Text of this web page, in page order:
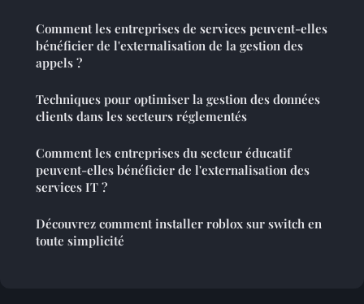
Comment les entreprises de services peuvent-elles
bénéficier de l'externalisation de la gestion des
appels ?
Techniques pour optimiser la gestion des données
clients dans les secteurs réglementés
Comment les entreprises du secteur éducatif
peuvent-elles bénéficier de l'externalisation des
services IT ?
Découvrez comment installer roblox sur switch en
toute simplicité